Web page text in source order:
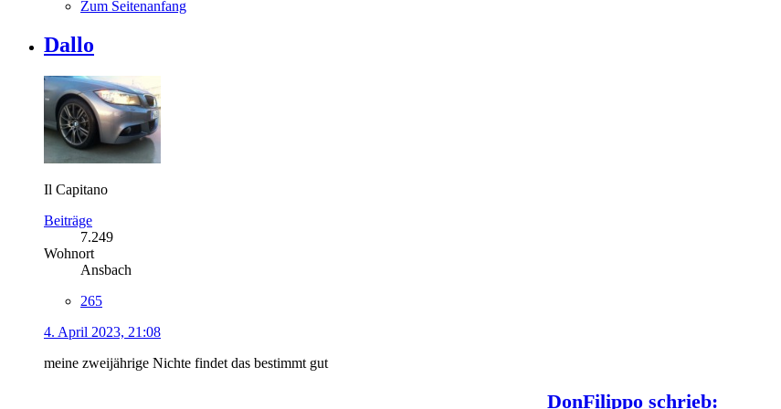
Zum Seitenanfang
Dallo
Il Capitano
Beiträge
7.249
Wohnort
Ansbach
265
4. April 2023, 21:08
meine zweijährige Nichte findet das bestimmt gut
DonFilippo schrieb: